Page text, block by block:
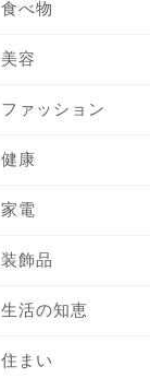
食べ物
美容
ファッション
健康
家電
装飾品
生活の知恵
住まい